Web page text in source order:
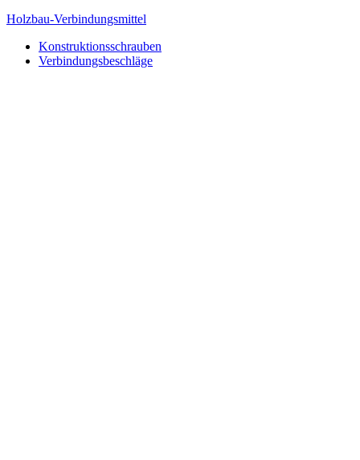
Holzbau-Verbindungsmittel
Konstruktionsschrauben
Verbindungsbeschläge